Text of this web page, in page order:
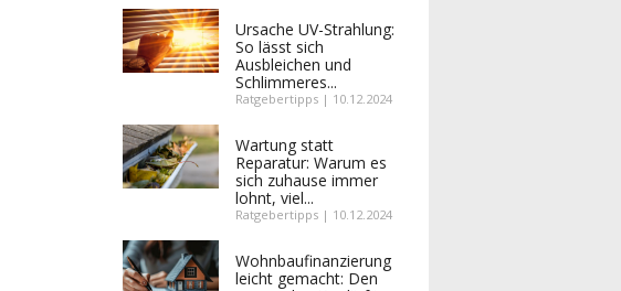
Ursache UV-Strahlung:
So lässt sich
Ausbleichen und
Schlimmeres...
Ratgebertipps | 10.12.2024
Wartung statt
Reparatur: Warum es
sich zuhause immer
lohnt, viel...
Ratgebertipps | 10.12.2024
Wohnbaufinanzierung
leicht gemacht: Den